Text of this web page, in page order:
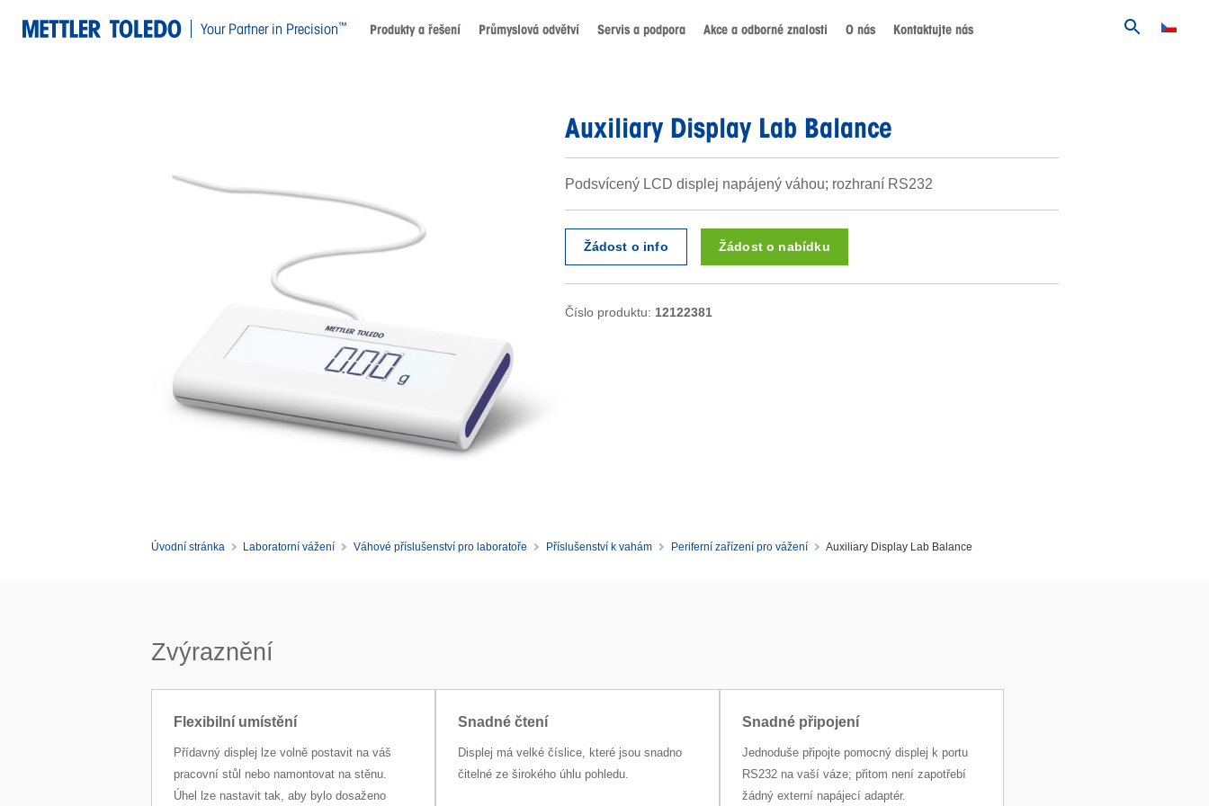
Your Partner in Precision™ Produkty a řešení Průmyslová odvětví Servis a podpora Akce a odborné znalosti O nás Kontaktujte nás
Auxiliary Display Lab Balance
Podsvícený LCD displej napájený váhou; rozhraní RS232
Žádost o info Žádost o nabídku
Číslo produktu: 12122381
Úvodní stránka Laboratorní vážení Váhové příslušenství pro laboratoře Příslušenství k vahám Periferní zařízení pro vážení Auxiliary Display Lab Balance
Zvýraznění
Flexibilní umístění
Přídavný displej lze volně postavit na váš
pracovní stůl nebo namontovat na stěnu.
Úhel lze nastavit tak, aby bylo dosaženo
Snadné čtení
Displej má velké číslice, které jsou snadno
čitelné ze širokého úhlu pohledu.
Snadné připojení
Jednoduše připojte pomocný displej k portu
RS232 na vaší váze; přitom není zapotřebí
žádný externí napájecí adaptér.